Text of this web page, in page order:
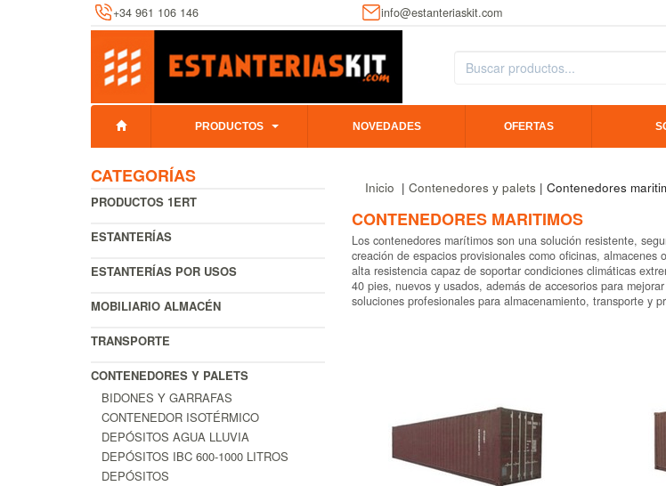
+34 961 106 146 info@estanteriaskit.com
PRODUCTOS NOVEDADES OFERTAS
CATEGORÍAS
PRODUCTOS 1ERT
ESTANTERÍAS
ESTANTERÍAS POR USOS
MOBILIARIO ALMACÉN
TRANSPORTE
CONTENEDORES Y PALETS
BIDONES Y GARRAFAS
CONTENEDOR ISOTÉRMICO
DEPÓSITOS AGUA LLUVIA
DEPÓSITOS IBC 600-1000 LITROS
DEPÓSITOS
Inicio | Contenedores y palets | Contenedores
CONTENEDORES MARITIMOS
Los contenedores marítimos son una solución resistente,
creación de espacios provisionales como oficinas,
alta resistencia capaz de soportar condiciones climáticas
40 pies, nuevos y usados, además de accesorios para
soluciones profesionales para almacenamiento, transporte y